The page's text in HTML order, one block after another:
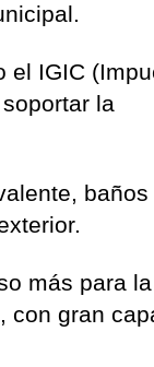
el IGIC
la
baños
más para
con gran